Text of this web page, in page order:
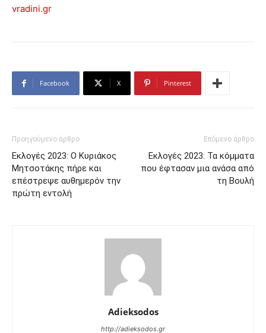
vradini.gr
Facebook X Pinterest
Προηγούμενο άρθρο
Εκλογές 2023: Ο Κυριάκος
Μητσοτάκης πήρε και
επέστρεψε αυθημερόν την
πρώτη εντολή
Επόμενο άρθρο
Εκλογές 2023: Τα κόμματα
που έφτασαν μια ανάσα από
τη Βουλή
Adieksodos
http://adieksodos.gr